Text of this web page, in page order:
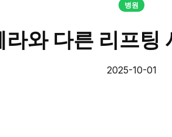
병원
라와 다른 리프팅
2025-10-01